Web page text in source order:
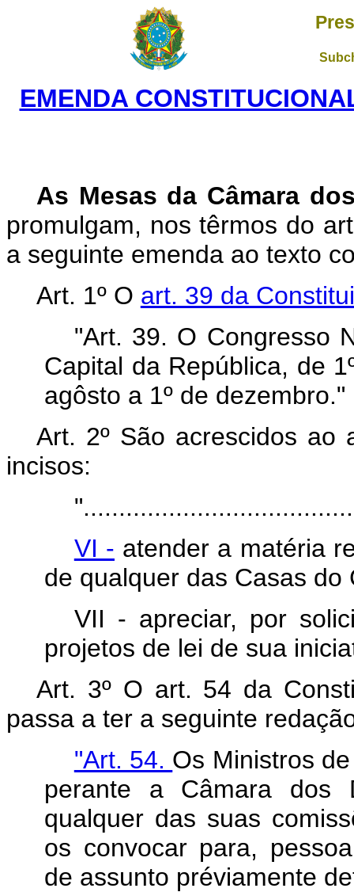
EMENDA
As Mesas da Câmara
promulgam, nos têrmos do
a seguinte emenda ao texto
Art. 1º O art. 39 da
"Art. 39. O Congresso
Capital da República, de
agôsto a 1º de dezembro."
Art. 2º São acrescidos ao
incisos:
VI - atender a matéria
de qualquer das Casas do
VII - apreciar, por
projetos de lei de sua
Art. 3º O art. 54 da
passa a ter a seguinte
"Art. 54. Os Ministros
perante a Câmara dos
qualquer das suas
os convocar para,
de assunto préviamente